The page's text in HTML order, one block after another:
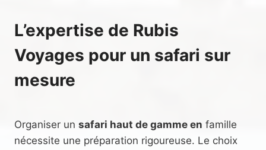
L’expertise de Rubis
Voyages pour un safari sur
mesure
Organiser un safari haut de gamme en famille
nécessite une préparation rigoureuse. Le choix